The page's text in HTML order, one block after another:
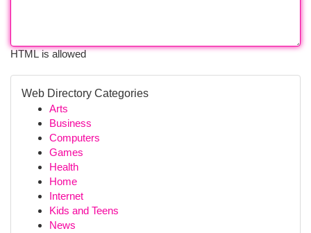
HTML is allowed
Web Directory Categories
Arts
Business
Computers
Games
Health
Home
Internet
Kids and Teens
News